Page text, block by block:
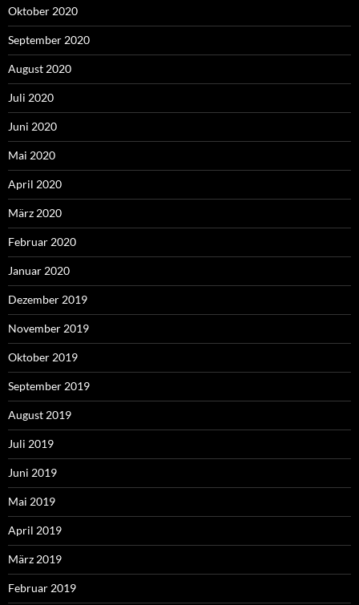
Oktober 2020
September 2020
August 2020
Juli 2020
Juni 2020
Mai 2020
April 2020
März 2020
Februar 2020
Januar 2020
Dezember 2019
November 2019
Oktober 2019
September 2019
August 2019
Juli 2019
Juni 2019
Mai 2019
April 2019
März 2019
Februar 2019